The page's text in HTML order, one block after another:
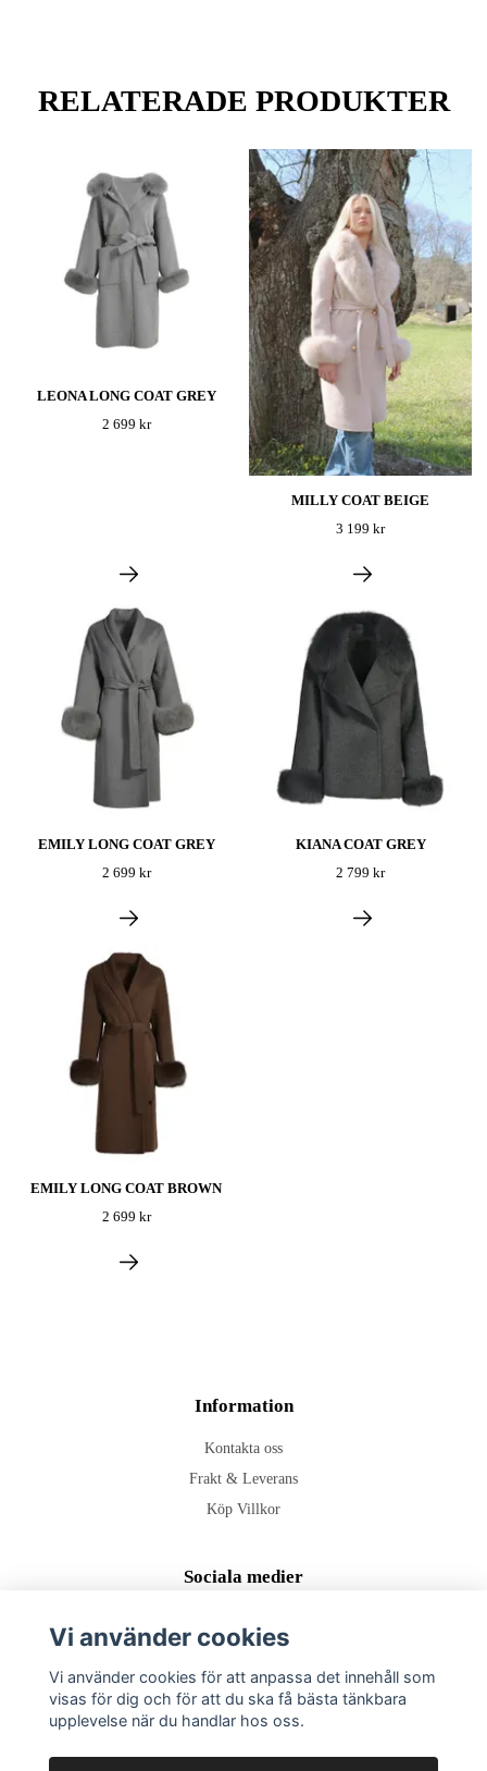
RELATERADE PRODUKTER
LEONA LONG COAT GREY
2 699 kr
MILLY COAT BEIGE
3 199 kr
EMILY LONG COAT GREY
2 699 kr
KIANA COAT GREY
2 799 kr
EMILY LONG COAT BROWN
2 699 kr
Information
Kontakta oss
Frakt & Leverans
Köp Villkor
Sociala medier
Prenumerera på vårt nyhetsbrev
Prenumerera
Vi använder cookies
Vi använder cookies för att anpassa det innehåll som
visas för dig och för att du ska få bästa tänkbara
upplevelse när du handlar hos oss.